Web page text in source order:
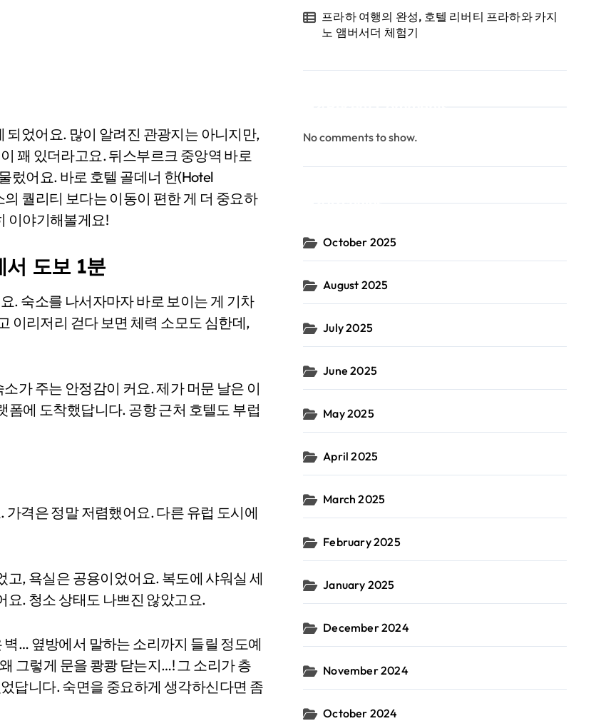
꽤 있더라고요. 뒤스부르크 중앙역 바로
렀어요. 바로 호텔 골데너 한(Hotel
퀄리티 보다는 이동이 편한 게 더 중요하
이야기해볼게요!
서 도보 1분
. 숙소를 나서자마자 바로 보이는 게 기차
이리저리 걷다 보면 체력 소모도 심한데,
가 주는 안정감이 커요. 제가 머문 날은 이
폼에 도착했답니다. 공항 근처 호텔도 부럽
격은 정말 저렴했어요. 다른 유럽 도시에
고, 욕실은 공용이었어요. 복도에 샤워실 세
요. 청소 상태도 나쁘진 않았고요.
… 옆방에서 말하는 소리까지 들릴 정도예
그렇게 문을 쾅쾅 닫는지…! 그 소리가 층
답니다. 숙면을 중요하게 생각하신다면 좀
프라하 여행의 완성, 호텔 리버티 프라하와 카지
노 앰버서더 체험기
No comments to show.
October 2025
August 2025
July 2025
June 2025
May 2025
April 2025
March 2025
February 2025
January 2025
December 2024
November 2024
October 2024